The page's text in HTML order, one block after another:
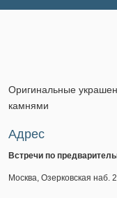
Оригинальные
камнями
Адрес
Встречи по
Москва, Озерковская наб.